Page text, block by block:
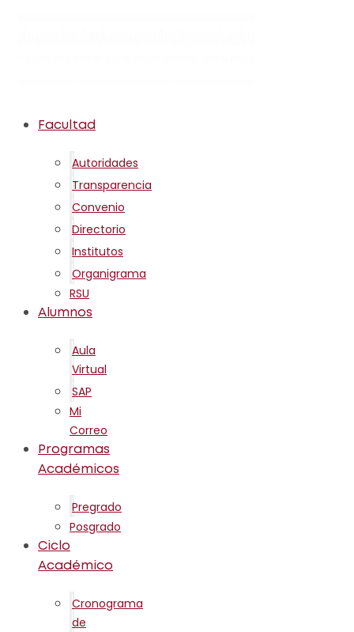
Facultad
Autoridades
Transparencia
Convenio
Directorio
Institutos
Organigrama
RSU
Alumnos
Aula
Virtual
SAP
Mi
Correo
Programas
Académicos
Pregrado
Posgrado
Ciclo
Académico
Cronograma
de